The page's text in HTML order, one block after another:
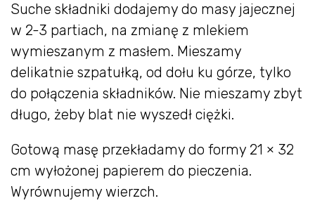
Suche składniki dodajemy do masy jajecznej
w 2-3 partiach, na zmianę z mlekiem
wymieszanym z masłem. Mieszamy
delikatnie szpatułką, od dołu ku górze, tylko
do połączenia składników. Nie mieszamy zbyt
długo, żeby blat nie wyszedł ciężki.
Gotową masę przekładamy do formy 21 × 32
cm wyłożonej papierem do pieczenia.
Wyrównujemy wierzch.